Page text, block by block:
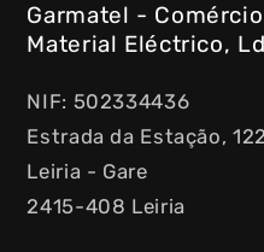
Garmatel -
Material Eléctrico,
NIF: 502334436
Estrada da Estação, 122
Leiria - Gare
2415-408 Leiria